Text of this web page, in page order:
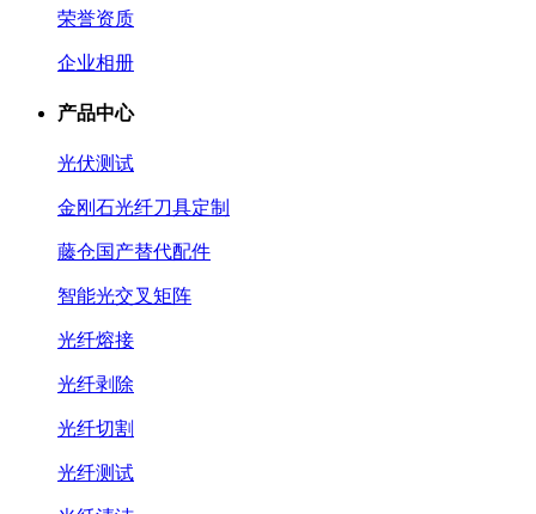
荣誉资质
企业相册
产品中心
光伏测试
金刚石光纤刀具定制
藤仓国产替代配件
智能光交叉矩阵
光纤熔接
光纤剥除
光纤切割
光纤测试